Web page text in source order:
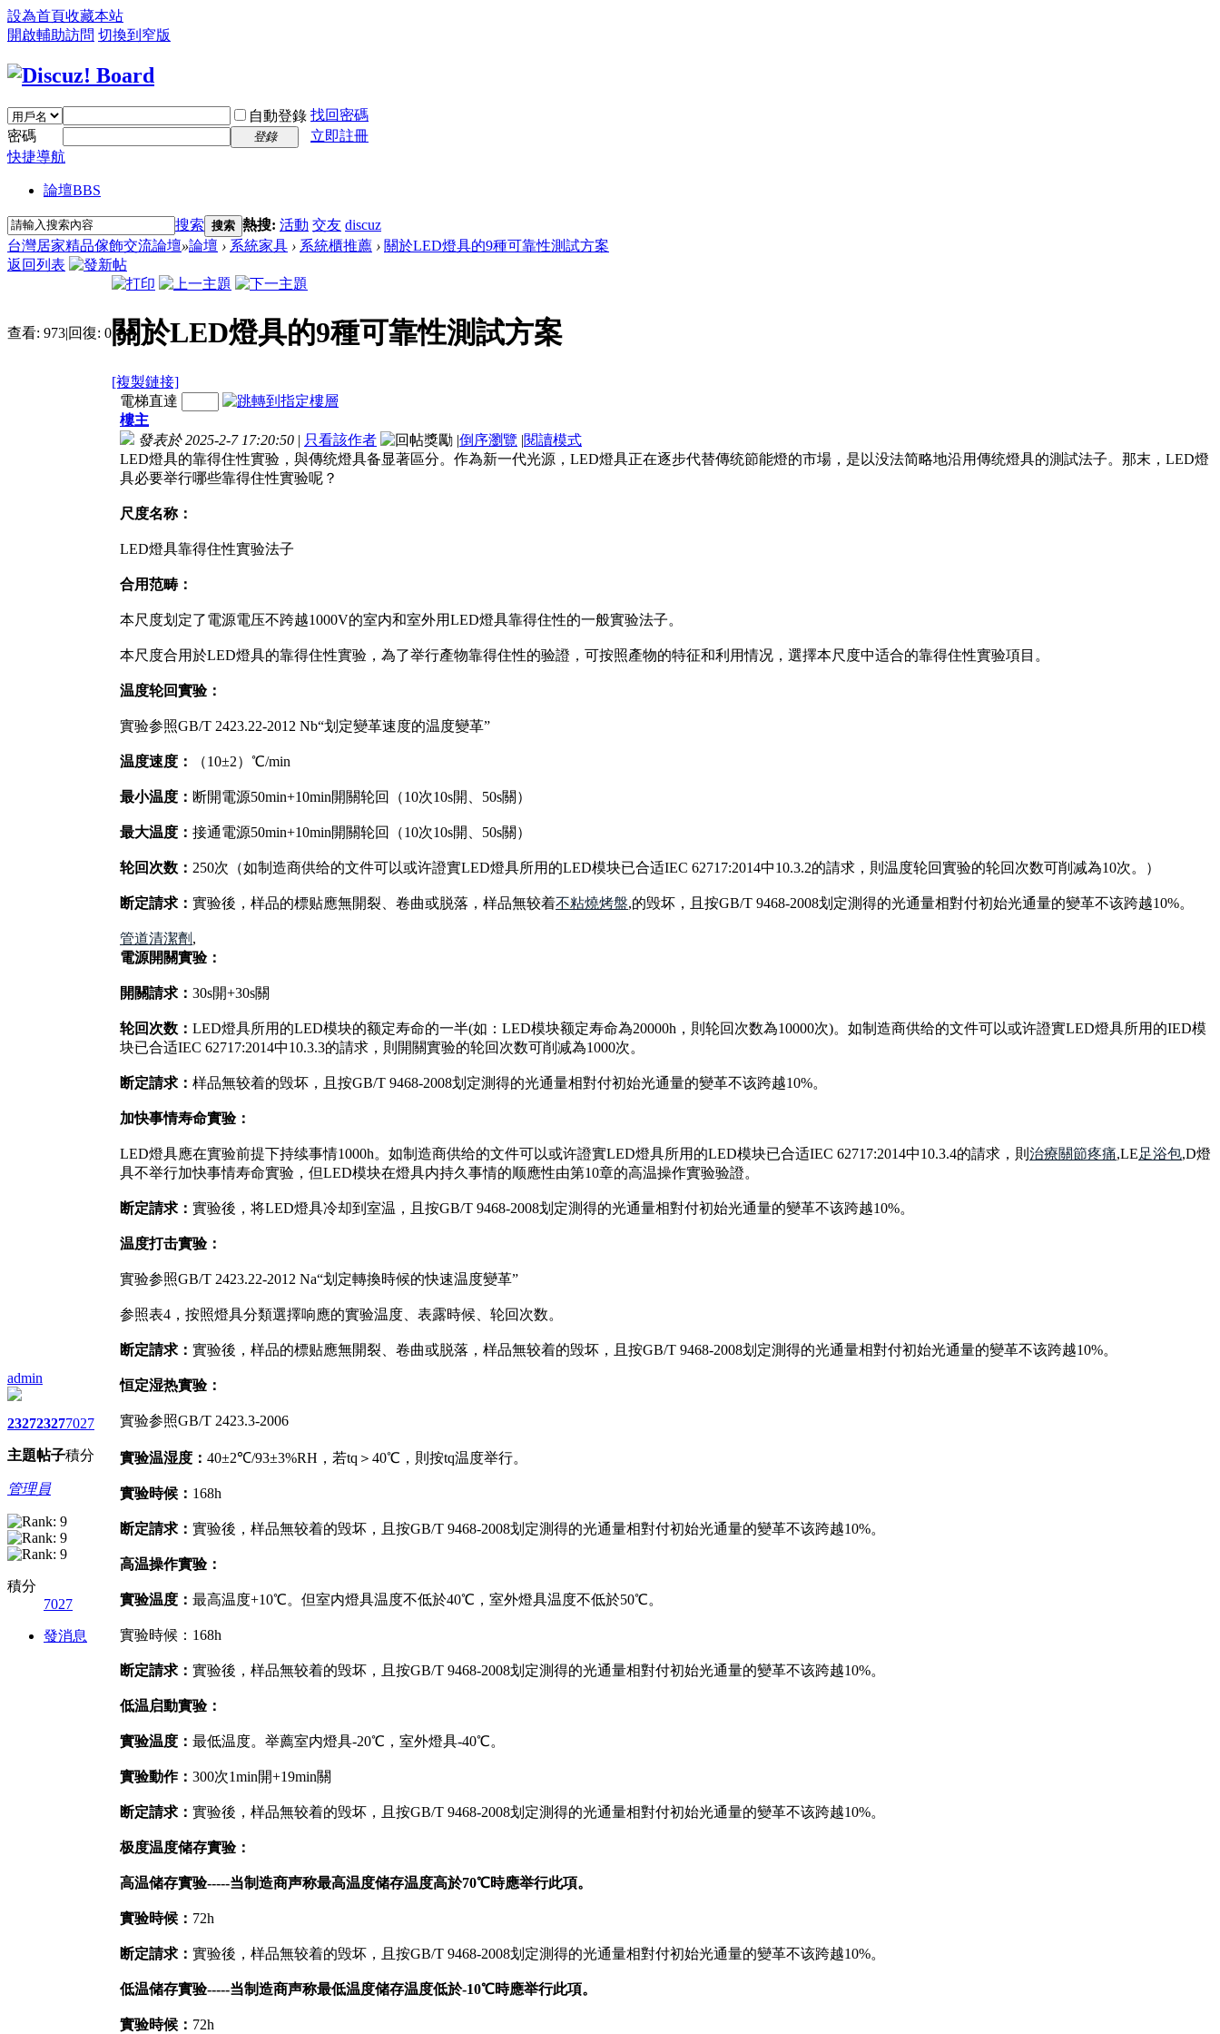
設為首頁收藏本站
開啟輔助訪問 切換到窄版
自動登錄 找回密碼
密碼
登錄
立即註冊
快捷導航
論壇BBS
搜索 搜索 熱搜: 活動 交友 discuz
台灣居家精品傢飾交流論壇»論壇 › 系統家具 › 系統櫃推薦 › 關於LED燈具的9種可靠性測試方案
返回列表
查看: 973|回復: 0 關於LED燈具的9種可靠性測試方案
[複製鏈接]
admin
2327
主題
2327
帖子
7027
積分
管理員
積分
7027
發消息
電梯直達
樓主
發表於 2025-2-7 17:20:50 | 只看該作者 |倒序瀏覽 |閱讀模式
LED燈具的靠得住性實验，與傳统燈具备显著區分。作為新一代光源，LED燈具正在逐步代替傳统節能燈的市場，是以没法简略地沿用傳统燈具的測試法子。那末，LED燈
具必要举行哪些靠得住性實验呢？
尺度名称：
LED燈具靠得住性實验法子
合用范畴：
本尺度划定了電源電压不跨越1000V的室内和室外用LED燈具靠得住性的一般實验法子。
本尺度合用於LED燈具的靠得住性實验，為了举行產物靠得住性的验證，可按照產物的特征和利用情况，選擇本尺度中适合的靠得住性實验項目。
温度轮回實验：
實验参照GB/T 2423.22-2012 Nb“划定變革速度的温度變革”
温度速度： （10±2）℃/min
最小温度： 断開電源50min+10min開關轮回（10次10s開、50s關）
最大温度： 接通電源50min+10min開關轮回（10次10s開、50s關）
轮回次数： 250次（如制造商供给的文件可以或许證實LED燈具所用的LED模块已合适IEC 62717:2014中10.3.2的請求，則温度轮回實验的轮回次数可削减為10次。）
断定請求： 實验後，样品的標贴應無開裂、卷曲或脱落，样品無较着不粘燒烤盤,的毁坏，且按GB/T 9468-2008划定測得的光通量相對付初始光通量的變革不该跨越10%。
管道清潔劑 ,
電源開關實验：
開關請求： 30s開+30s關
轮回次数： LED燈具所用的LED模块的额定寿命的一半(如：LED模块额定寿命為20000h，則轮回次数為10000次)。如制造商供给的文件可以或许證實LED燈具所用的IED模
块已合适IEC 62717:2014中10.3.3的請求，則開關實验的轮回次数可削减為1000次。
断定請求： 样品無较着的毁坏，且按GB/T 9468-2008划定測得的光通量相對付初始光通量的變革不该跨越10%。
加快事情寿命實验：
LED燈具應在實验前提下持续事情1000h。如制造商供给的文件可以或许證實LED燈具所用的LED模块已合适IEC 62717:2014中10.3.4的請求，則 治療關節疼痛,LE足浴包,D燈
具不举行加快事情寿命實验，但LED模块在燈具内持久事情的顺應性由第10章的高温操作實验验證。
断定請求： 實验後，将LED燈具冷却到室温，且按GB/T 9468-2008划定測得的光通量相對付初始光通量的變革不该跨越10%。
温度打击實验：
實验参照GB/T 2423.22-2012 Na“划定轉換時候的快速温度變革”
参照表4，按照燈具分類選擇响應的實验温度、表露時候、轮回次数。
断定請求： 實验後，样品的標贴應無開裂、卷曲或脱落，样品無较着的毁坏，且按GB/T 9468-2008划定測得的光通量相對付初始光通量的變革不该跨越10%。
恒定湿热實验：
實验参照GB/T 2423.3-2006
實验温湿度： 40±2℃/93±3%RH，若tq＞40℃，則按tq温度举行。
實验時候： 168h
断定請求： 實验後，样品無较着的毁坏，且按GB/T 9468-2008划定測得的光通量相對付初始光通量的變革不该跨越10%。
高温操作實验：
實验温度： 最高温度+10℃。但室内燈具温度不低於40℃，室外燈具温度不低於50℃。
實验時候：168h
断定請求： 實验後，样品無较着的毁坏，且按GB/T 9468-2008划定測得的光通量相對付初始光通量的變革不该跨越10%。
低温启動實验：
實验温度： 最低温度。举薦室内燈具-20℃，室外燈具-40℃。
實验動作： 300次1min開+19min關
断定請求： 實验後，样品無较着的毁坏，且按GB/T 9468-2008划定測得的光通量相對付初始光通量的變革不该跨越10%。
极度温度储存實验：
高温储存實验-----当制造商声称最高温度储存温度高於70℃時應举行此項。
實验時候： 72h
断定請求： 實验後，样品無较着的毁坏，且按GB/T 9468-2008划定測得的光通量相對付初始光通量的變革不该跨越10%。
低温储存實验-----当制造商声称最低温度储存温度低於-10℃時應举行此項。
實验時候： 72h